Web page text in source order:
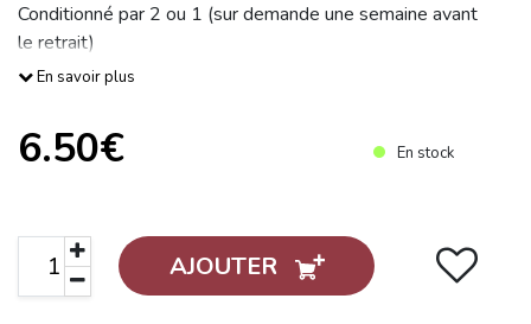
Conditionné par 2 ou 1 (sur demande une semaine avant
le retrait)
6.50€ le sachet de 2
être congelé
En savoir plus
6.50€ En stock
AJOUTER